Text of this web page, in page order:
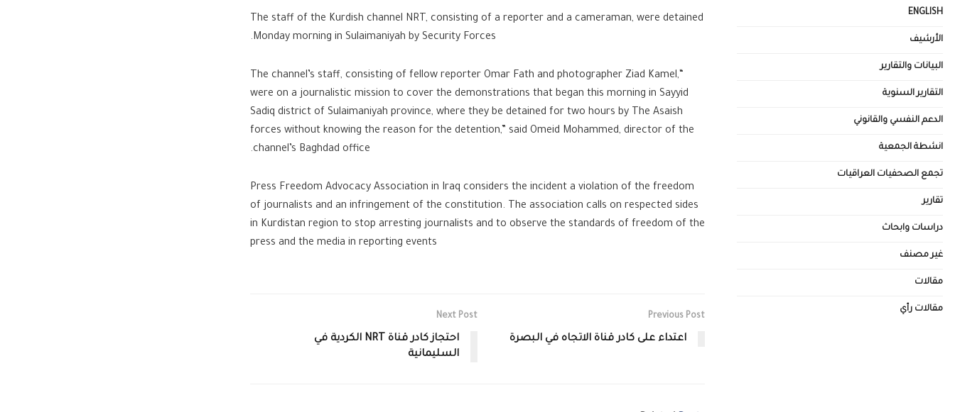
The staff of the Kurdish channel NRT, consisting of a reporter and a cameraman, were detained
Monday morning in Sulaimaniyah by Security Forces.
“The channel’s staff, consisting of fellow reporter Omar Fath and photographer Ziad Kamel,
were on a journalistic mission to cover the demonstrations that began this morning in Sayyid
Sadiq district of Sulaimaniyah province, where they be detained for two hours by The Asaish
forces without knowing the reason for the detention,” said Omeid Mohammed, director of the
channel’s Baghdad office.
Press Freedom Advocacy Association in Iraq considers the incident a violation of the freedom
of journalists and an infringement of the constitution. The association calls on respected sides
in Kurdistan region to stop arresting journalists and to observe the standards of freedom of the
press and the media in reporting events
Previous Post
اعتداء على كادر قناة الاتجاه في البصرة
Next Post
احتجاز كادر قناة NRT الكردية في
السليمانية
ENGLISH
الأرشيف
البيانات والتقارير
التقارير السنوية
الدعم النفسي والقانوني
انشطة الجمعية
تجمع الصحفيات العراقيات
تقارير
دراسات وابحاث
غير مصنف
مقالات
مقالات رأي